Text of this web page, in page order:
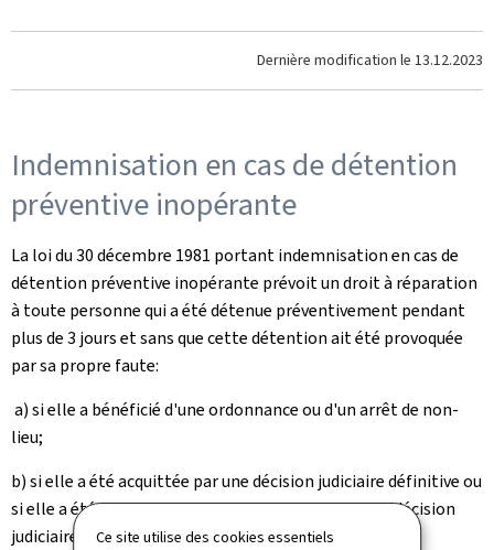
Ce site utilise des cookies essentiels
Dernière modification le 13.12.2023
Indemnisation en cas de détention
préventive inopérante
La loi du 30 décembre 1981 portant indemnisation en cas de
détention préventive inopérante prévoit un droit à réparation
à toute personne qui a été détenue préventivement pendant
plus de 3 jours et sans que cette détention ait été provoquée
par sa propre faute:
a) si elle a bénéficié d'une ordonnance ou d'un arrêt de non-
lieu;
b) si elle a été acquittée par une décision judiciaire définitive ou
si elle a été mise hors cause indirectement par une décision
judiciaire définitive;